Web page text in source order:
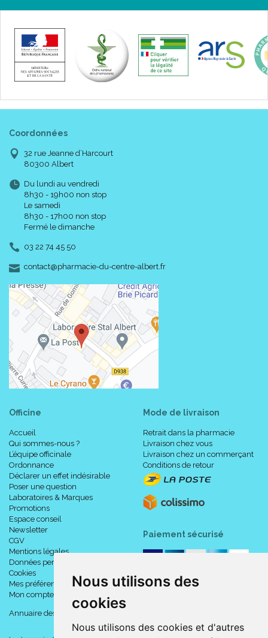
Nous utilisons des
cookies
Nous utilisons des cookies et d'autres
Coordonnées
32 rue Jeanne d’Harcourt
80300 Albert
Du lundi au vendredi
8h30 - 19h00 non stop
Le samedi
8h30 - 17h00 non stop
Fermé le dimanche
03 22 74 45 50
contact-
@-
pharmacie-du-centre-albert.fr
Officine
Accueil
Qui sommes-nous ?
L’équipe officinale
Ordonnance
Déclarer un effet indésirable
Poser une question
Laboratoires & Marques
Promotions
Espace conseil
Newsletter
CGV
Mentions légales
Données personnelles
Cookies
Mes préférences Cookies
Mon compte
Annuaire des pharmacies
Mode de livraison
Retrait dans la pharmacie
Livraison chez vous
Livraison chez un commerçant
Conditions de retour
Paiement sécurisé